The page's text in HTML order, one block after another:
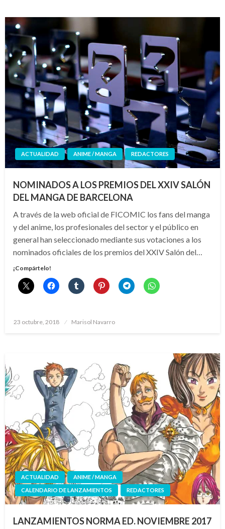
ACTUALIDAD ANIME / MANGA REDACTORES
NOMINADOS A LOS PREMIOS DEL XXIV SALÓN
DEL MANGA DE BARCELONA
A través de la web oficial de FICOMIC los fans del manga
y del anime, los profesionales del sector y el público en
general han seleccionado mediante sus votaciones a los
nominados oficiales de los premios del XXIV Salón del…
¡Compártelo!
Publicado
23 octubre, 2018 Marisol Navarro
ACTUALIDAD
ANIME / MANGA
CALENDARIO DE LANZAMIENTOS
REDACTORES
LANZAMIENTOS NORMA ED. NOVIEMBRE 2017